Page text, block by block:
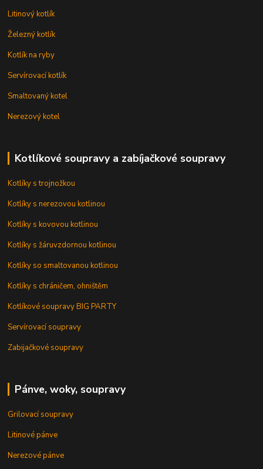
Litinový kotlík
Železný kotlík
Kotlík na ryby
Servírovací kotlík
Smaltovaný kotel
Nerezový kotel
Kotlíkové soupravy a zabíjačkové soupravy
Kotlíky s trojnožkou
Kotlíky s nerezovou kotlinou
Kotlíky s kovovou kotlinou
Kotlíky s žáruvzdornou kotlinou
Kotlíky so smaltovanou kotlinou
Kotlíky s chráničem, ohništěm
Kotlíkové soupravy BIG PARTY
Servírovací soupravy
Zabijačkové soupravy
Pánve, woky, soupravy
Grilovací soupravy
Litinové pánve
Nerezové pánve